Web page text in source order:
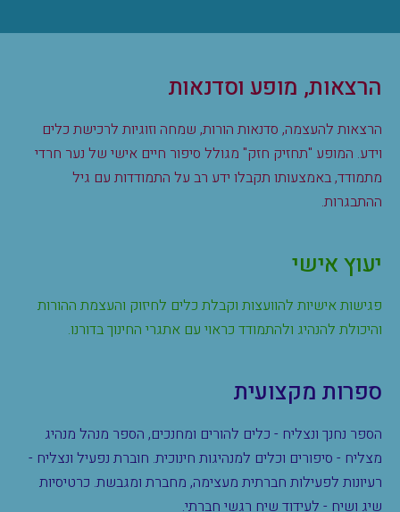
הרצאות, מופע וסדנאות
הרצאות להעצמה, סדנאות הורות, שמחה וזוגיות לרכישת כלים
וידע. המופע "תחזיק חזק" מגולל סיפור חיים אישי של נער חרדי
מתמודד, באמצעותו תקבלו ידע רב על התמודדות עם גיל
ההתבגרות.
יעוץ אישי
פגישות אישיות להוועצות וקבלת כלים לחיזוק והעצמת ההורות
והיכולת להנהיג ולהתמודד כראוי עם אתגרי החינוך בדורנו.
ספרות מקצועית
הספר נחנך ונצליח - כלים להורים ומחנכים, הספר מנהל מנהיג
מצליח - סיפורים וכלים למנהיגות חינוכית. חוברת נפעיל ונצליח -
רעיונות לפעילות חברתית מעצימה, מחברת ומגבשת. כרטיסיות
שיג ושיח - לעידוד שיח רגשי חברתי.